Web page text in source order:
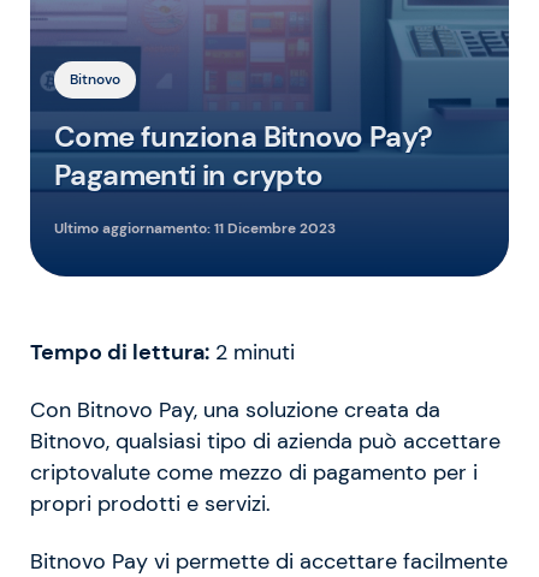
Bitnovo
Come funziona Bitnovo Pay?
Pagamenti in crypto
Ultimo aggiornamento:11 Dicembre 2023
Tempo di lettura: 2 minuti
Con Bitnovo Pay, una soluzione creata da
Bitnovo, qualsiasi tipo di azienda può accettare
criptovalute come mezzo di pagamento per i
propri prodotti e servizi.
Bitnovo Pay vi permette di accettare facilmente